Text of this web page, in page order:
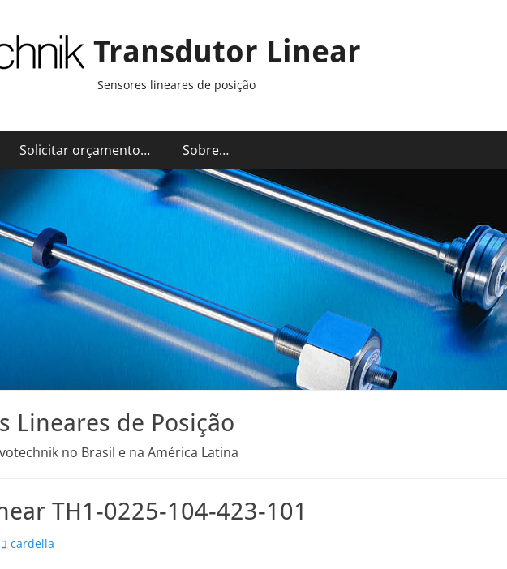
Transdutor Linear
Sensores lineares de posição
Solicitar orçamento… Sobre…
Lineares de Posição
no Brasil e na América Latina
TH1-0225-104-423-101
Autor
cardella